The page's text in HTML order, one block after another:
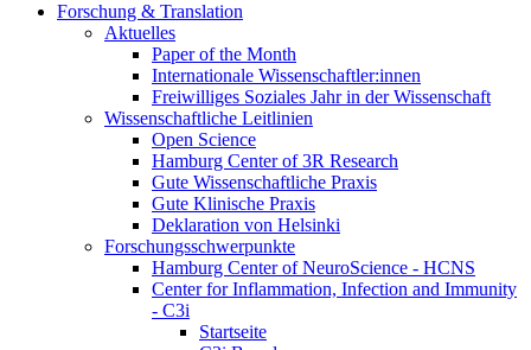
Forschung & Translation
Aktuelles
Paper of the Month
Internationale Wissenschaftler:innen
Freiwilliges Soziales Jahr in der Wissenschaft
Wissenschaftliche Leitlinien
Open Science
Hamburg Center of 3R Research
Gute Wissenschaftliche Praxis
Gute Klinische Praxis
Deklaration von Helsinki
Forschungsschwerpunkte
Hamburg Center of NeuroScience - HCNS
Center for Inflammation, Infection and Immunity
- C3i
Startseite